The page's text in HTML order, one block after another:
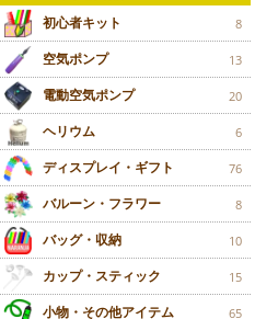
初心者キット 8
空気ポンプ 13
電動空気ポンプ 20
ヘリウム 6
ディスプレイ・ギフト 76
バルーン・フラワー 8
バッグ・収納 10
カップ・スティック 15
小物・その他アイテム 65